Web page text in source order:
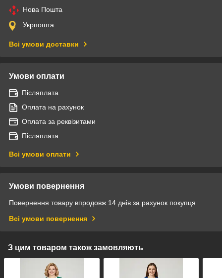
Нова Пошта
Укрпошта
Всі умови доставки
Умови оплати
Післяплата
Оплата на рахунок
Оплата за реквізитами
Післяплата
Всі умови оплати
Умови повернення
Повернення товару впродовж 14 днів за рахунок покупця
Всі умови повернення
З цим товаром також замовляють